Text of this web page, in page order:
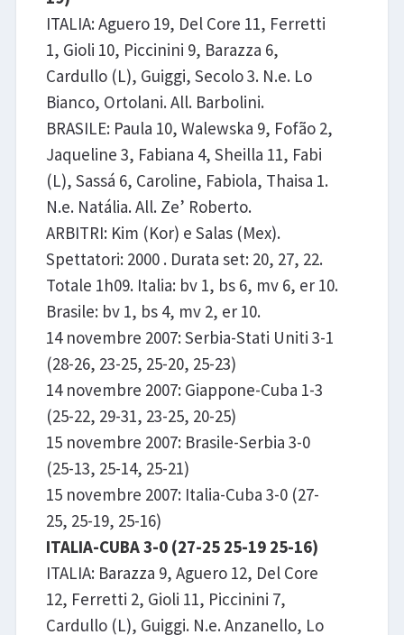
ITALIA: Aguero 19, Del Core 11, Ferretti
1, Gioli 10, Piccinini 9, Barazza 6,
Cardullo (L), Guiggi, Secolo 3. N.e. Lo
Bianco, Ortolani. All. Barbolini.
BRASILE: Paula 10, Walewska 9, Fofão 2,
Jaqueline 3, Fabiana 4, Sheilla 11, Fabi
(L), Sassá 6, Caroline, Fabiola, Thaisa 1.
N.e. Natália. All. Ze’ Roberto.
ARBITRI: Kim (Kor) e Salas (Mex).
Spettatori: 2000 . Durata set: 20, 27, 22.
Totale 1h09. Italia: bv 1, bs 6, mv 6, er 10.
Brasile: bv 1, bs 4, mv 2, er 10.
14 novembre 2007: Serbia-Stati Uniti 3-1
(28-26, 23-25, 25-20, 25-23)
14 novembre 2007: Giappone-Cuba 1-3
(25-22, 29-31, 23-25, 20-25)
15 novembre 2007: Brasile-Serbia 3-0
(25-13, 25-14, 25-21)
15 novembre 2007: Italia-Cuba 3-0 (27-
25, 25-19, 25-16)
ITALIA-CUBA 3-0 (27-25 25-19 25-16)
ITALIA: Barazza 9, Aguero 12, Del Core
12, Ferretti 2, Gioli 11, Piccinini 7,
Cardullo (L), Guiggi. N.e. Anzanello, Lo